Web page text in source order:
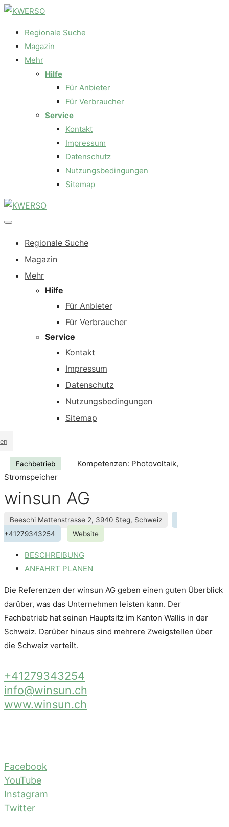
Regionale Suche
Magazin
Mehr
Hilfe
Für Anbieter
Für Verbraucher
Service
Kontakt
Impressum
Datenschutz
Nutzungsbedingungen
Sitemap
Regionale Suche
Magazin
Mehr
Hilfe
Für Anbieter
Für Verbraucher
Service
Kontakt
Impressum
Datenschutz
Nutzungsbedingungen
Sitemap
Fachbetrieb
Kompetenzen: Photovoltaik,
Stromspeicher
winsun AG
Beeschi Mattenstrasse 2, 3940 Steg, Schweiz
+41279343254
Website
BESCHREIBUNG
ANFAHRT PLANEN
Die Referenzen der winsun AG geben einen guten Überblick
darüber, was das Unternehmen leisten kann. Der
Fachbetrieb hat seinen Hauptsitz im Kanton Wallis in der
Schweiz. Darüber hinaus sind mehrere Zweigstellen über
die Schweiz verteilt.
+41279343254
info@winsun.ch
www.winsun.ch
Facebook
YouTube
Instagram
Twitter